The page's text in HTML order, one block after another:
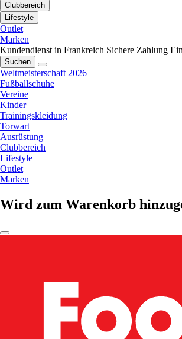
Clubbereich
Lifestyle
Outlet
Marken
Kundendienst in Frankreich Sichere Zahlung
Suchen
Weltmeisterschaft 2026
Fußballschuhe
Vereine
Kinder
Trainingskleidung
Torwart
Ausrüstung
Clubbereich
Lifestyle
Outlet
Marken
Wird zum Warenkorb